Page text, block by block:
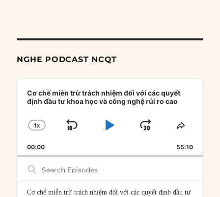
NGHE PODCAST NCQT
Audio
Player
Cơ chế miễn trừ trách nhiệm đối với các quyết
định đầu tư khoa học và công nghệ rủi ro cao
CHANGE
RATE
1X
SKIP
PLAYJUMP
FORWARD
SHARE
00:00 55:10
Search
Episodes
Cơ chế miễn trừ trách nhiệm đối với các quyết định đầu tư